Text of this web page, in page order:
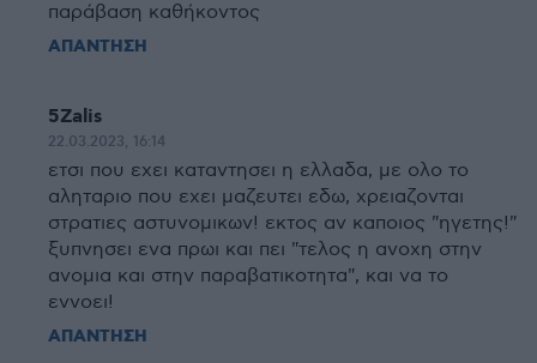
παράβαση καθήκοντος
ΑΠΑΝΤΗΣΗ
5Zalis
22.03.2023, 16:14
ετσι που εχει καταντησει η ελλαδα, με ολο το
αληταριο που εχει μαζευτει εδω, χρειαζονται
στρατιες αστυνομικων! εκτος αν καποιος "ηγετης!"
ξυπνησει ενα πρωι και πει "τελος η ανοχη στην
ανομια και στην παραβατικοτητα", και να το
εννοει!
ΑΠΑΝΤΗΣΗ